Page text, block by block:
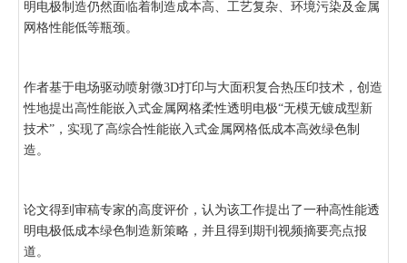
明电极制造仍然面临着制造成本高、工艺复杂、环境污染及金属
网格性能低等瓶颈。
作者基于电场驱动喷射微3D打印与大面积复合热压印技术，创造
性地提出高性能嵌入式金属网格柔性透明电极“无模无镀成型新
技术”，实现了高综合性能嵌入式金属网格低成本高效绿色制
造。
论文得到审稿专家的高度评价，认为该工作提出了一种高性能透
明电极低成本绿色制造新策略，并且得到期刊视频摘要亮点报
道。